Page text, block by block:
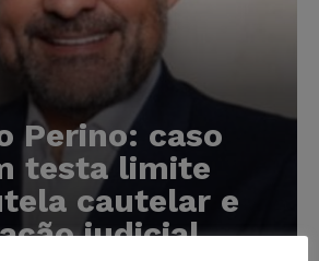
Perino: caso
testa limite
cautelar e
judicial